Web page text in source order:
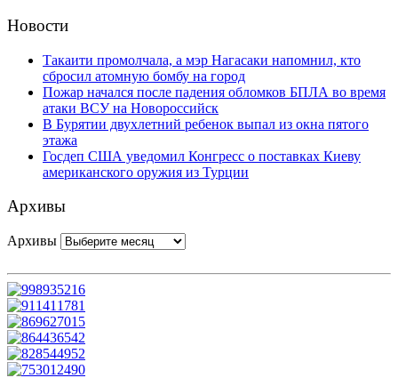
Новости
Такаити промолчала, а мэр Нагасаки напомнил, кто
сбросил атомную бомбу на город
Пожар начался после падения обломков БПЛА во время
атаки ВСУ на Новороссийск
В Бурятии двухлетний ребенок выпал из окна пятого
этажа
Госдеп США уведомил Конгресс о поставках Киеву
американского оружия из Турции
Архивы
Архивы